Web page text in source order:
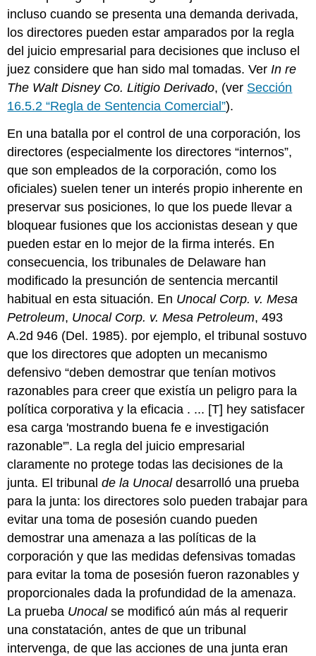
incluso cuando se presenta una demanda derivada,
los directores pueden estar amparados por la regla
del juicio empresarial para decisiones que incluso el
juez considere que han sido mal tomadas. VerIn re
The Walt Disney Co. Litigio Derivado, (ver Sección
16.5.2 “Regla de Sentencia Comercial”).
En una batalla por el control de una corporación, los
directores (especialmente los directores “internos”,
que son empleados de la corporación, como los
oficiales) suelen tener un interés propio inherente en
preservar sus posiciones, lo que los puede llevar a
bloquear fusiones que los accionistas desean y que
pueden estar en lo mejor de la firma interés. En
consecuencia, los tribunales de Delaware han
modificado la presunción de sentencia mercantil
habitual en esta situación. En Unocal Corp. v. Mesa
Petroleum, Unocal Corp. v. Mesa Petroleum, 493
A.2d 946 (Del. 1985). por ejemplo, el tribunal sostuvo
que los directores que adopten un mecanismo
defensivo “deben demostrar que tenían motivos
razonables para creer que existía un peligro para la
política corporativa y la eficacia . ... [T] hey satisfacer
esa carga 'mostrando buena fe e investigación
razonable'”. La regla del juicio empresarial
claramente no protege todas las decisiones de la
junta. El tribunalde la Unocaldesarrolló una prueba
para la junta: los directores solo pueden trabajar para
evitar una toma de posesión cuando pueden
demostrar una amenaza a las políticas de la
corporación y que las medidas defensivas tomadas
para evitar la toma de posesión fueron razonables y
proporcionales dada la profundidad de la amenaza.
La prueba Unocalse modificó aún más al requerir
una constatación, antes de que un tribunal
intervenga, de que las acciones de una junta eran